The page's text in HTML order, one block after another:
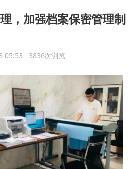
，加强档案保密管理制
05:53 3836次浏览